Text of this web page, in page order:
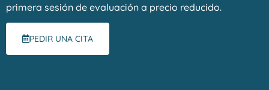
primera sesión de evaluación a precio reducido.
PEDIR UNA CITA